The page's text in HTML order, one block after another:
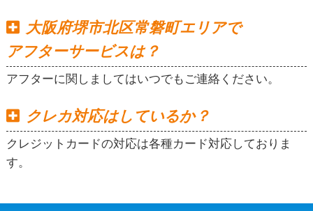
大阪府堺市北区常磐町エリアで
アフターサービスは？
アフターに関しましてはいつでもご連絡ください。
クレカ対応はしているか？
クレジットカードの対応は各種カード対応しておりま
す。